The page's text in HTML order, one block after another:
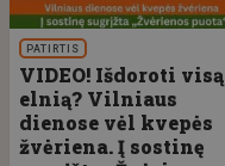
PATIRTIS
VIDEO! Išdoroti visą
elnią? Vilniaus
dienose vėl kvepės
žvėriena. Į sostinę